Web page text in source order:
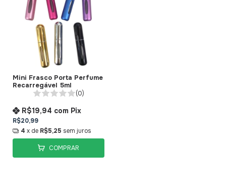
Mini Frasco Porta Perfume
Recarregável 5ml
(0)
R$20,99
R$19,94 com Pix
4 x de R$5,25 sem juros
COMPRAR